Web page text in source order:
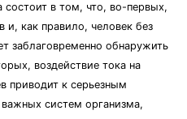
состоит в том, что, во-первых,
и, как правило, человек без
заблаговременно обнаружить
воздействие тока на
приводит к серьезным
систем организма,